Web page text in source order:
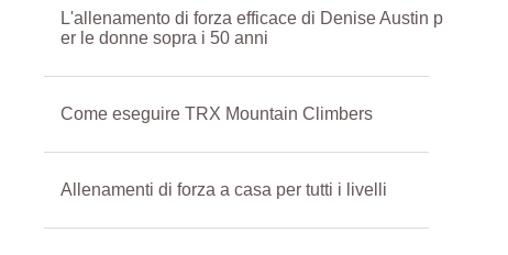
L'allenamento di forza efficace di Denise Austin p
er le donne sopra i 50 anni
Come eseguire TRX Mountain Climbers
Allenamenti di forza a casa per tutti i livelli